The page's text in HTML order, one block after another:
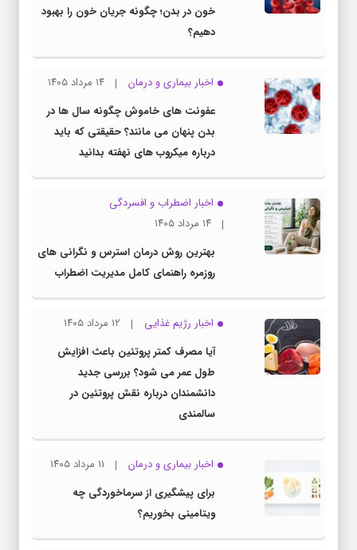
خون در بدن؛ چگونه جریان خون را بهبود
دهیم؟
اخبار بیماری و درمان
۱۴ مرداد ۱۴۰۵
عفونت های خاموش چگونه سال ها در
بدن پنهان می مانند؟ حقیقتی که باید
درباره میکروب های نهفته بدانید
اخبار اضطراب و افسردگی
۱۴ مرداد ۱۴۰۵
بهترین روش درمان استرس و نگرانی های
روزمره راهنمای کامل مدیریت اضطراب
اخبار رژیم غذایی
۱۲ مرداد ۱۴۰۵
آیا مصرف کمتر پروتئین باعث افزایش
طول عمر می شود؟ بررسی جدید
دانشمندان درباره نقش پروتئین در
سالمندی
اخبار بیماری و درمان
۱۱ مرداد ۱۴۰۵
برای پیشگیری از سرماخوردگی چه
ویتامینی بخوریم؟